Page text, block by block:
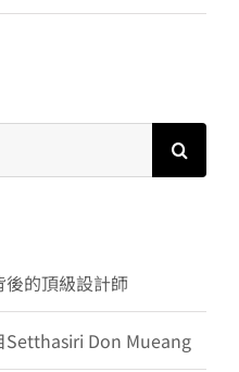
的頂級設計師
Setthasiri Don Mueang